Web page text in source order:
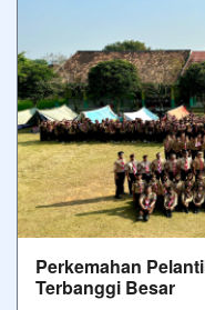
Perkemahan
Terbanggi Besar